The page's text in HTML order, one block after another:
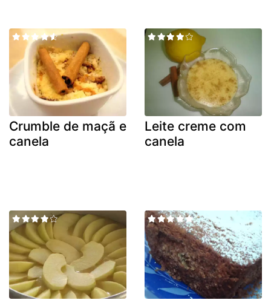
Crumble de maçã e
canela
Leite creme com
canela